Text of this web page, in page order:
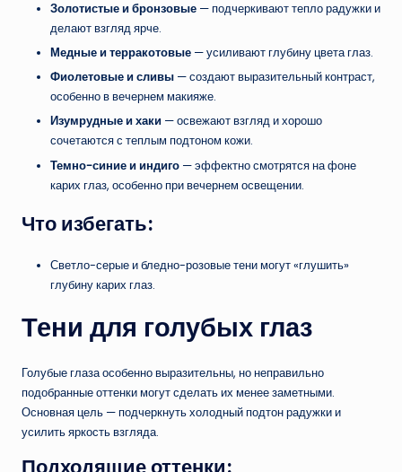
Золотистые и бронзовые — подчеркивают тепло радужки и
делают взгляд ярче.
Медные и терракотовые — усиливают глубину цвета глаз.
Фиолетовые и сливы — создают выразительный контраст,
особенно в вечернем макияже.
Изумрудные и хаки — освежают взгляд и хорошо
сочетаются с теплым подтоном кожи.
Темно-синие и индиго — эффектно смотрятся на фоне
карих глаз, особенно при вечернем освещении.
Что избегать:
Светло-серые и бледно-розовые тени могут «глушить»
глубину карих глаз.
Тени для голубых глаз
Голубые глаза особенно выразительны, но неправильно
подобранные оттенки могут сделать их менее заметными.
Основная цель — подчеркнуть холодный подтон радужки и
усилить яркость взгляда.
Подходящие оттенки: